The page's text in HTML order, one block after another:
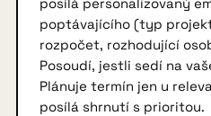
poptávajícího (typ
rozpočet, rozhodující
Posoudí, jestli sedí na
Plánuje termín jen u
posílá shrnutí s prioritou.